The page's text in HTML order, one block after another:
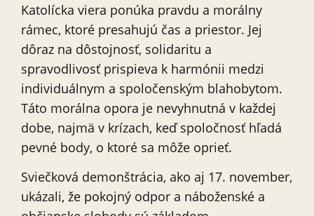
Katolícka viera ponúka pravdu a morálny
rámec, ktoré presahujú čas a priestor. Jej
dôraz na dôstojnosť, solidaritu a
spravodlivosť prispieva k harmónii medzi
individuálnym a spoločenským blahobytom.
Táto morálna opora je nevyhnutná v každej
dobe, najmä v krízach, keď spoločnosť hľadá
pevné body, o ktoré sa môže oprieť.
Sviečková demonštrácia, ako aj 17. november,
ukázali, že pokojný odpor a náboženské a